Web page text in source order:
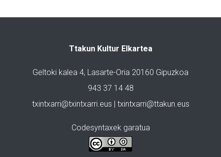
Ttakun Kultur Elkartea
Geltoki kalea 4, Lasarte-Oria 20160 Gipuzkoa
943 37 14 48
txintxarri@txintxarri.eus | txintxarri@ttakun.eus
Codesyntaxek garatua